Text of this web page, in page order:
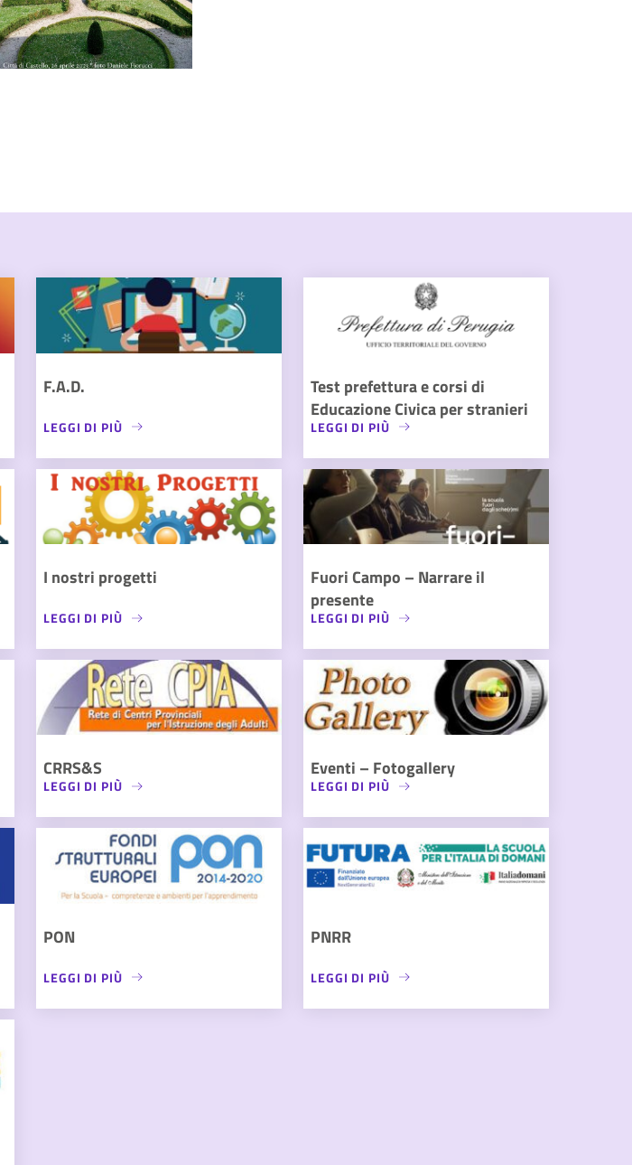
F.A.D.
LEGGI DI PIÙ
Test prefettura e corsi di
Educazione Civica per stranieri
LEGGI DI PIÙ
I nostri progetti
LEGGI DI PIÙ
Fuori Campo – Narrare il
presente
LEGGI DI PIÙ
CRRS&S
LEGGI DI PIÙ
Eventi – Fotogallery
LEGGI DI PIÙ
PON
LEGGI DI PIÙ
PNRR
LEGGI DI PIÙ